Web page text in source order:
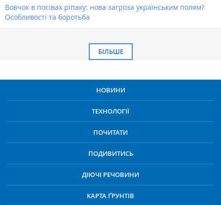
Вовчок в посівах ріпаку: нова загроза українським полям?
Особливості та боротьба
БІЛЬШЕ
НОВИНИ
ТЕХНОЛОГІЇ
ПОЧИТАТИ
ПОДИВИТИСЬ
ДІЮЧІ РЕЧОВИНИ
КАРТА ҐРУНТІВ